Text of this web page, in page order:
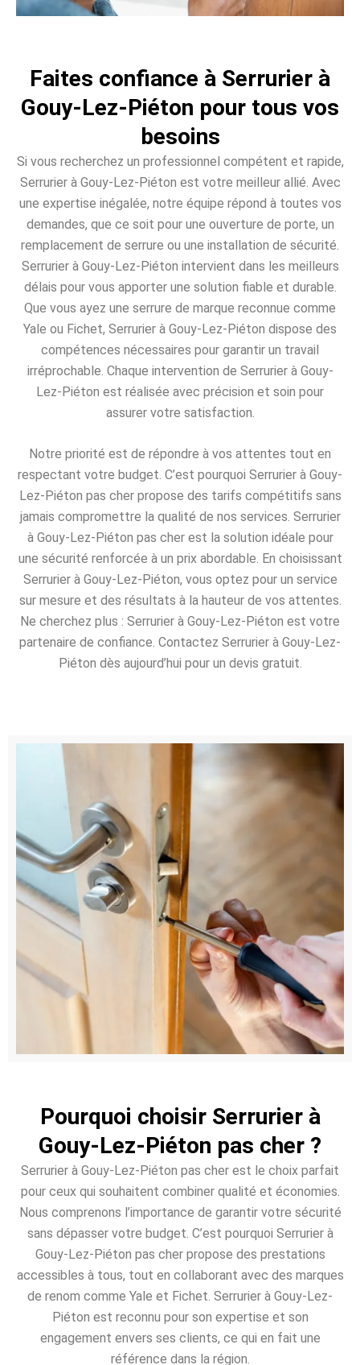
Faites confiance à Serrurier à
Gouy-Lez-Piéton pour tous vos
besoins
Si vous recherchez un professionnel compétent et rapide,
Serrurier à Gouy-Lez-Piéton est votre meilleur allié. Avec
une expertise inégalée, notre équipe répond à toutes vos
demandes, que ce soit pour une ouverture de porte, un
remplacement de serrure ou une installation de sécurité.
Serrurier à Gouy-Lez-Piéton intervient dans les meilleurs
délais pour vous apporter une solution fiable et durable.
Que vous ayez une serrure de marque reconnue comme
Yale ou Fichet, Serrurier à Gouy-Lez-Piéton dispose des
compétences nécessaires pour garantir un travail
irréprochable. Chaque intervention de Serrurier à Gouy-
Lez-Piéton est réalisée avec précision et soin pour
assurer votre satisfaction.
Notre priorité est de répondre à vos attentes tout en
respectant votre budget. C’est pourquoi Serrurier à Gouy-
Lez-Piéton pas cher propose des tarifs compétitifs sans
jamais compromettre la qualité de nos services. Serrurier
à Gouy-Lez-Piéton pas cher est la solution idéale pour
une sécurité renforcée à un prix abordable. En choisissant
Serrurier à Gouy-Lez-Piéton, vous optez pour un service
sur mesure et des résultats à la hauteur de vos attentes.
Ne cherchez plus : Serrurier à Gouy-Lez-Piéton est votre
partenaire de confiance. Contactez Serrurier à Gouy-Lez-
Piéton dès aujourd’hui pour un devis gratuit.
Pourquoi choisir Serrurier à
Gouy-Lez-Piéton pas cher ?
Serrurier à Gouy-Lez-Piéton pas cher est le choix parfait
pour ceux qui souhaitent combiner qualité et économies.
Nous comprenons l’importance de garantir votre sécurité
sans dépasser votre budget. C’est pourquoi Serrurier à
Gouy-Lez-Piéton pas cher propose des prestations
accessibles à tous, tout en collaborant avec des marques
de renom comme Yale et Fichet. Serrurier à Gouy-Lez-
Piéton est reconnu pour son expertise et son
engagement envers ses clients, ce qui en fait une
référence dans la région.